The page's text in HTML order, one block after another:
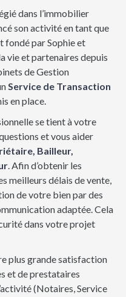
dans l’immobilier
son activité en tant que
fondé par Sophie et
vie et partenaires depuis
de Gestion
Service de Transaction
en place.
se tient à votre
et vous aider
Bailleur,
. Afin d’obtenir les
meilleurs délais de vente,
de votre bien par des
adaptée. Cela
dans votre projet
plus grande satisfaction
et de prestataires
(Notaires, Service